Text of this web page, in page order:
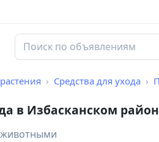
Средства для ухода
в Избасканском
животными